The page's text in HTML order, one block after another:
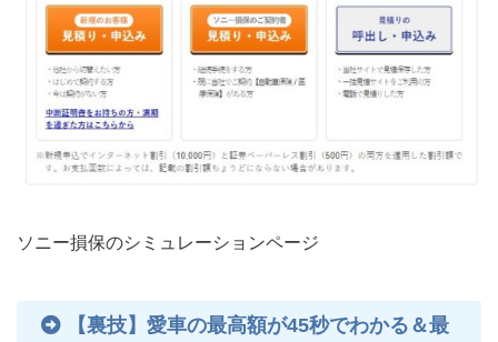
ソニー損保のシミュレーションページ
【裏技】愛車の最高額が45秒でわかる＆最